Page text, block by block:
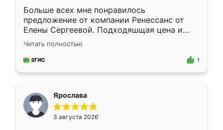
Больше всех мне понравилось
предложение от компании Ренессанс от
Елены Сергеевой. Подходяшщая цена и
короткие сроки изготовления. Приехавший
для замера сотрудник Владислав
предложил по моему эскизу самый
Читать полностью
1
Ярослава
3 августа 2026